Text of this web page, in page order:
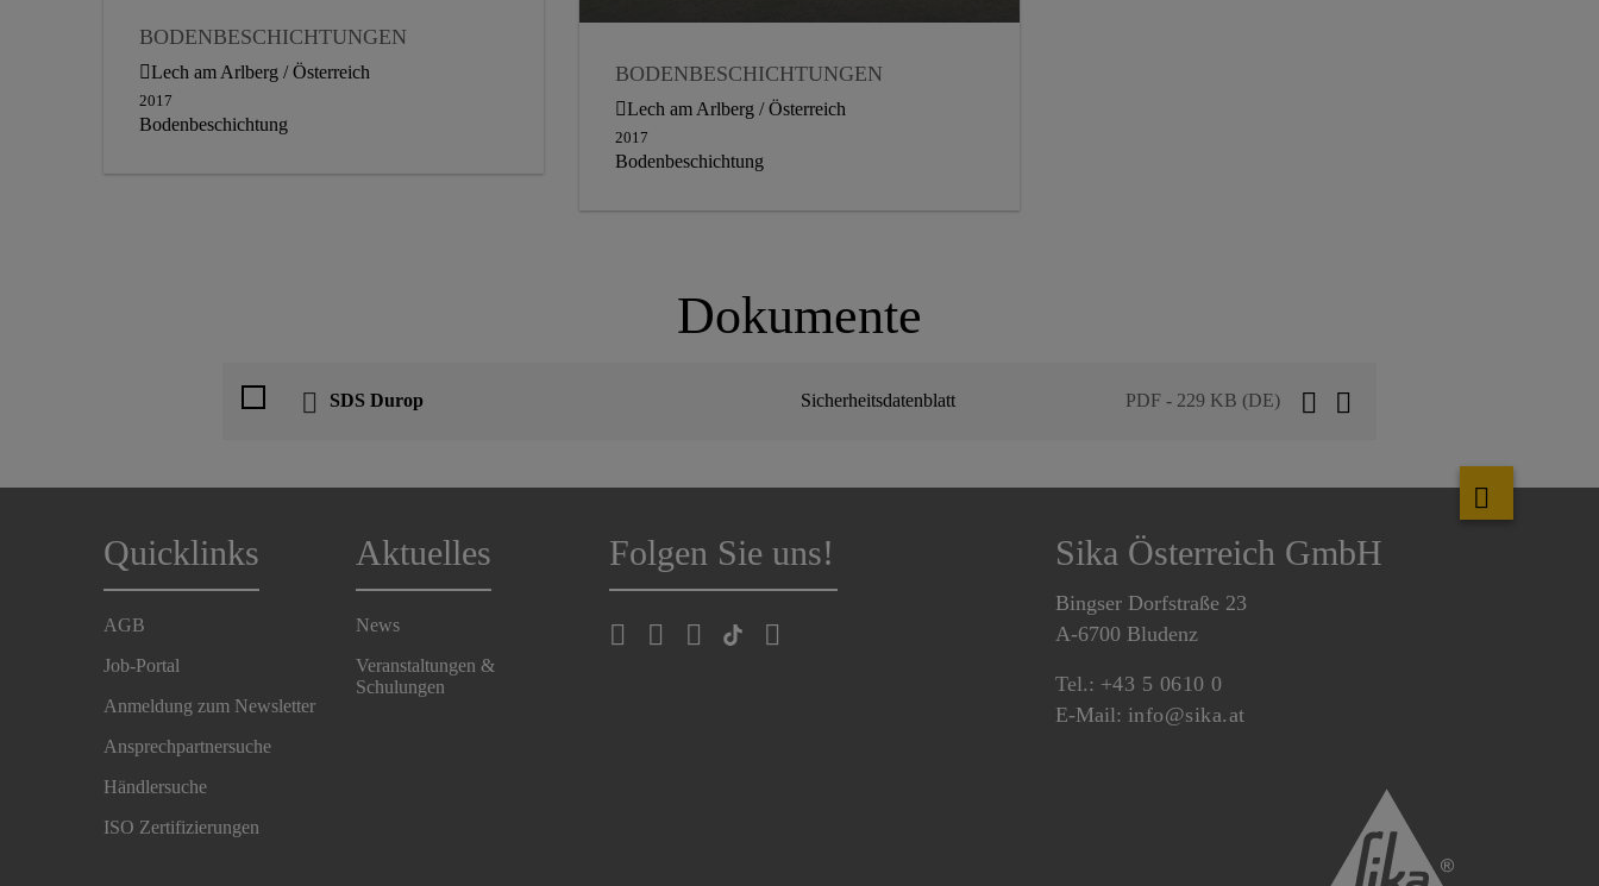
BODENBESCHICHTUNGEN
Lech am Arlberg / Österreich
2017
Bodenbeschichtung
BODENBESCHICHTUNGEN
Lech am Arlberg / Österreich
2017
Bodenbeschichtung
Dokumente
SDS Durop Sicherheitsdatenblatt PDF - 229 KB (DE)
Quicklinks
AGB
Job-Portal
Anmeldung zum Newsletter
Ansprechpartnersuche
Händlersuche
ISO Zertifizierungen
Aktuelles
News
Veranstaltungen &
Schulungen
Folgen Sie uns! Sika Österreich GmbH
Bingser Dorfstraße 23
A-6700 Bludenz
Tel.: +43 5 0610 0
E-Mail: info@sika.at